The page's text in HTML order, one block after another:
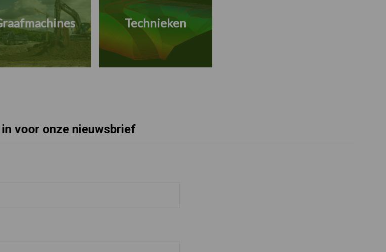
Technieken
voor onze nieuwsbrief